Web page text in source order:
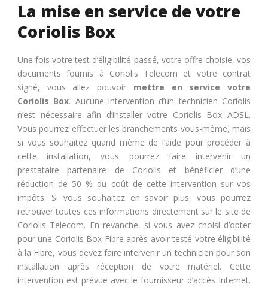
La mise en service de votre
Coriolis Box
Une fois votre test d’éligibilité passé, votre offre choisie, vos
documents fournis à Coriolis Telecom et votre contrat
signé, vous allez pouvoir mettre en service votre
Coriolis Box. Aucune intervention d’un technicien Coriolis
n’est nécessaire afin d’installer votre Coriolis Box ADSL.
Vous pourrez effectuer les branchements vous-même, mais
si vous souhaitez quand même de l’aide pour procéder à
cette installation, vous pourrez faire intervenir un
prestataire partenaire de Coriolis et bénéficier d’une
réduction de 50 % du coût de cette intervention sur vos
impôts. Si vous souhaitez en savoir plus, vous pourrez
retrouver toutes ces informations directement sur le site de
Coriolis Telecom. En revanche, si vous avez choisi d’opter
pour une Coriolis Box Fibre après avoir testé votre éligibilité
à la Fibre, vous devez faire intervenir un technicien pour son
installation après réception de votre matériel. Cette
intervention est prévue avec le fournisseur d’accès Internet.